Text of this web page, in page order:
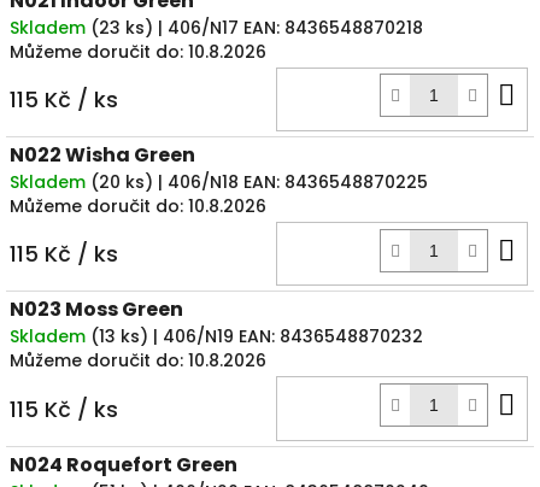
Skladem (23 ks) | 406/N17 EAN: 8436548870218
Můžeme doručit do: 10.8.2026
115 Kč / ks
N022 Wisha Green
Skladem (20 ks) | 406/N18 EAN: 8436548870225
Můžeme doručit do: 10.8.2026
115 Kč / ks
N023 Moss Green
Skladem (13 ks) | 406/N19 EAN: 8436548870232
Můžeme doručit do: 10.8.2026
115 Kč / ks
N024 Roquefort Green